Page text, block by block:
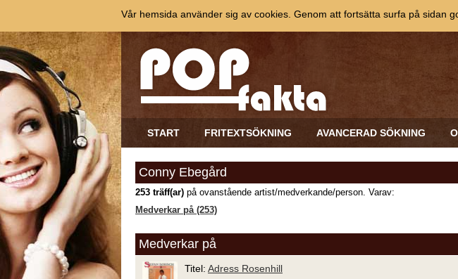
START FRITEXTSÖKNING AVANCERAD SÖKNING
Conny Ebegård
253 träff(ar) på ovanstående artist/medverkande/person. Varav:
Medverkar på (253)
Medverkar på
Titel: Adress Rosenhill
Vår hemsida använder sig av cookies. Genom att fortsätta surfa på sidan